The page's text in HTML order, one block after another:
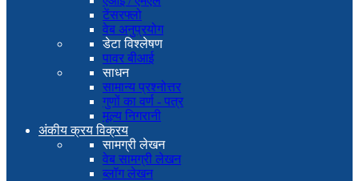
टेंसरफ्लो
वेब अनुप्रयोग
डेटा विश्लेषण
पावर बीआई
साधन
सामान्य प्रश्नोत्तर
गुणों का वर्ण - पत्र
मूल्य निगरानी
अंकीय क्रय विक्रय
सामग्री लेखन
वेब सामग्री लेखन
ब्लॉग लेखन